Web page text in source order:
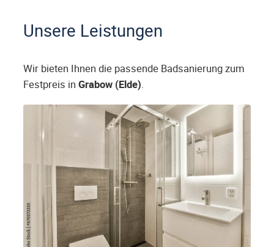
Unsere Leistungen
Wir bieten Ihnen die passende Badsanierung zum
Festpreis in Grabow (Elde).